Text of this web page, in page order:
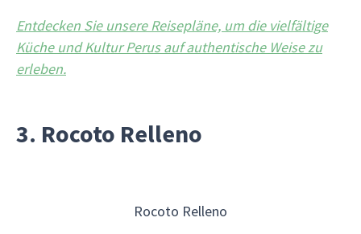
Entdecken Sie unsere Reisepläne, um die vielfältige
Küche und Kultur Perus auf authentische Weise zu
erleben.
3. Rocoto Relleno
Rocoto Relleno